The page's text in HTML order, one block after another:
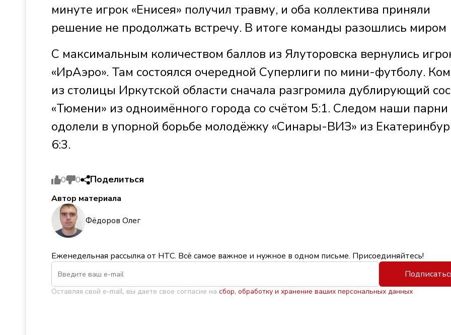
минуте игрок «Енисея» получил травму, и оба коллектива приняли
решение не продолжать встречу. В итоге команды разошлись миром
С максимальным количеством баллов из Ялуторовска вернулись
«ИрАэро». Там состоялся очередной Суперлиги по мини-футболу.
из столицы Иркутской области сначала разгромила дублирующий
«Тюмени» из одноимённого города со счётом 5:1. Следом наши парни
одолели в упорной борьбе молодёжку «Синары-ВИЗ» из
6:3.
0 0 Поделиться
Автор материала
Фёдоров Олег
Еженедельная рассылка от НТС. Всё самое важное и нужное в одном письме. Присоединяйтесь!
Оставляя свой e-mail, вы даете свое согласие на сбор, обработку и хранение ваших персональных данных